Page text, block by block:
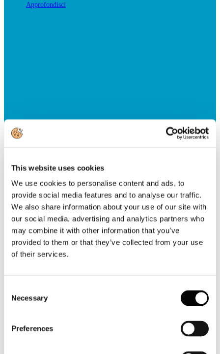
This website uses cookies
We use cookies to personalise content and ads, to
provide social media features and to analyse our traffic.
We also share information about your use of our site with
our social media, advertising and analytics partners who
may combine it with other information that you’ve
provided to them or that they’ve collected from your use
of their services.
Selection
Necessary
Preferences
Approfondisci